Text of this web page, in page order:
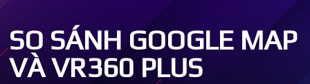
SO SÁNH GOOGLE MAP
VÀ VR360 PLUS